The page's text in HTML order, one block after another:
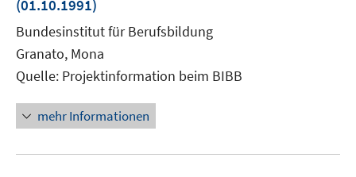
(01.10.1991)
Bundesinstitut für Berufsbildung
Granato, Mona
Quelle: Projektinformation beim BIBB
mehr Informationen